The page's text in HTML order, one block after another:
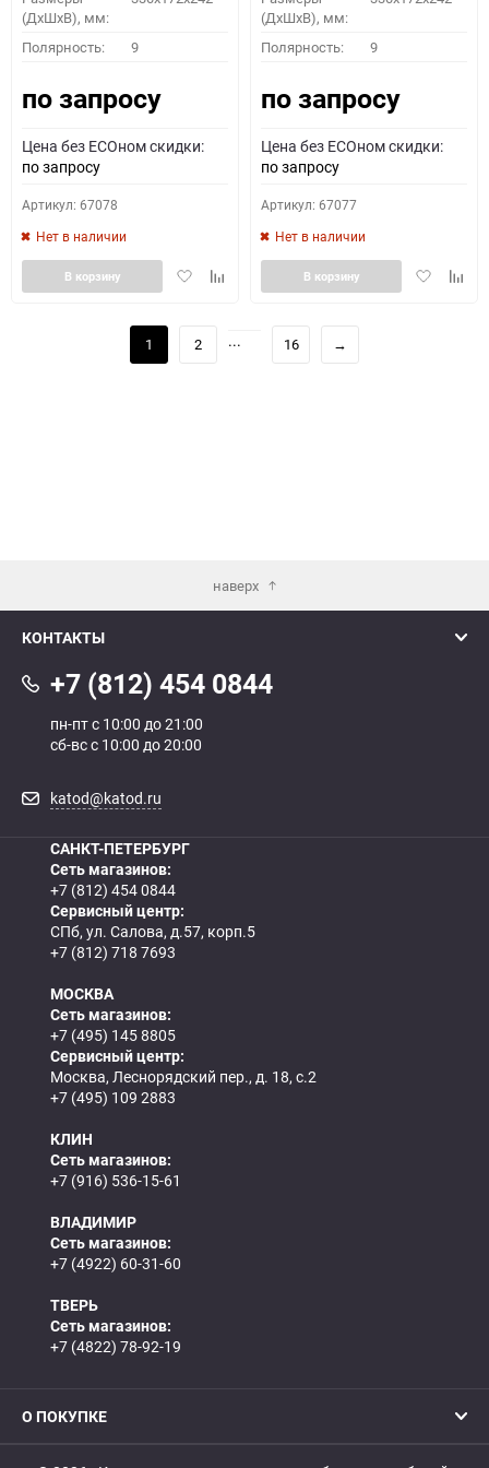
(ДхШхВ), мм:
Полярность: 9
по запросу
Цена без ECOном скидки:
по запросу
Артикул: 67078
Нет в наличии
ДобавитьДобавить
В корзину
(ДхШхВ), мм:
Полярность: 9
по запросу
Цена без ECOном скидки:
по запросу
Артикул: 67077
Нет в наличии
Добавить
В корзину
1 2 ... 16 →
наверх
КОНТАКТЫ
+7 (812) 454 0844
пн-пт с 10:00 до 21:00
сб-вс с 10:00 до 20:00
katod@katod.ru
САНКТ-ПЕТЕРБУРГ
Сеть магазинов:
+7 (812) 454 0844
Сервисный центр:
СПб, ул. Салова, д.57, корп.5
+7 (812) 718 7693
МОСКВА
Сеть магазинов:
+7 (495) 145 8805
Сервисный центр:
Москва, Леснорядский пер., д. 18, с.2
+7 (495) 109 2883
КЛИН
Сеть магазинов:
+7 (916) 536-15-61
ВЛАДИМИР
Сеть магазинов:
+7 (4922) 60-31-60
ТВЕРЬ
Сеть магазинов:
+7 (4822) 78-92-19
О ПОКУПКЕ